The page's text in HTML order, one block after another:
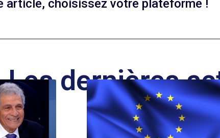
article, choisissez votre plateforme !
Les dernières